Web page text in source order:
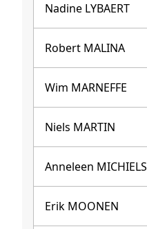
Nadine LYBAERT
Robert MALINA
Wim MARNEFFE
Niels MARTIN
Anneleen MICHIELS
Erik MOONEN